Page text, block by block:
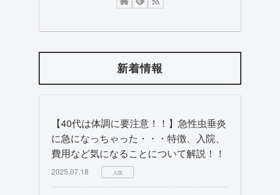
新着情報
【40代は体調に要注意！！】急性虫垂炎
に急になっちゃった・・・特徴、入院、
費用など気になることについて解説！！
2025.07.18 入院